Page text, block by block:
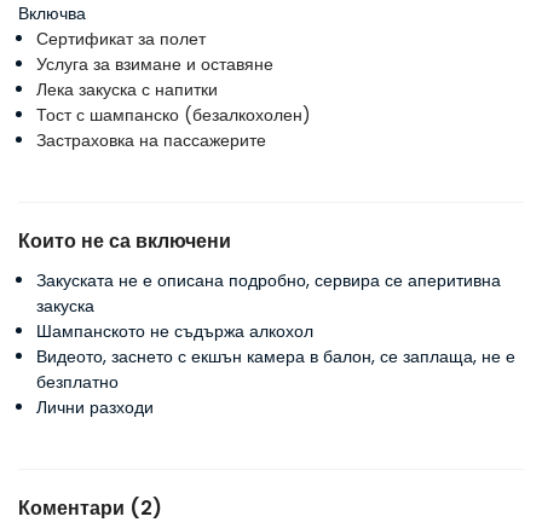
Включва
Сертификат за полет
Услуга за взимане и оставяне
Лека закуска с напитки
Тост с шампанско (безалкохолен)
Застраховка на пассажерите
Които не са включени
Закуската не е описана подробно, сервира се аперитивна
закуска
Шампанското не съдържа алкохол
Видеото, заснето с екшън камера в балон, се заплаща, не е
безплатно
Лични разходи
Коментари (2)